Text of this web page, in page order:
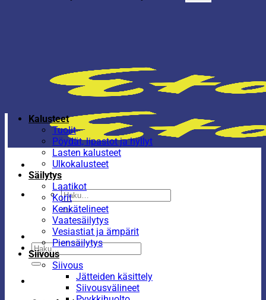
Etsi:
Etsi:
Kalusteet
Tuolit
Pöydät, lipastot ja hyllyt
Lasten kalusteet
Ulkokalusteet
Säilytys
Laatikot
Korit
Kenkätelineet
Vaatesäilytys
Vesiastiat ja ämpärit
Piensäilytys
Siivous
Siivous
Jätteiden käsittely
Siivousvälineet